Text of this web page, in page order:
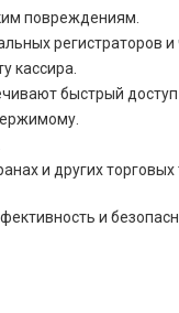
повреждениям.
регистраторов и
кассира.
быстрый доступ
и других торговых
и